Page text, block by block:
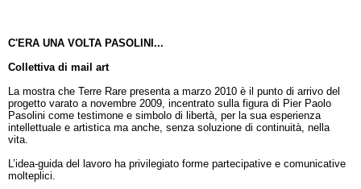
C'ERA UNA VOLTA PASOLINI...
Collettiva di mail art
La mostra che Terre Rare presenta a marzo 2010 è il punto di arrivo del
progetto varato a novembre 2009, incentrato sulla figura di Pier Paolo
Pasolini come testimone e simbolo di libertà, per la sua esperienza
intellettuale e artistica ma anche, senza soluzione di continuità, nella
vita.
L’idea-guida del lavoro ha privilegiato forme partecipative e comunicative
molteplici.